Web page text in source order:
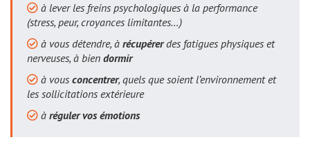
à lever les freins psychologiques à la performance
(stress, peur, croyances limitantes…)
à vous détendre, à récupérerdes fatigues physiques et
nerveuses, à bien dormir
à vous concentrer, quels que soient l’environnement et
les sollicitations extérieure
à réguler vos émotions